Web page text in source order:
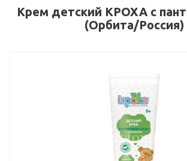
Крем детский КРОХА с
(Орбита/Россия)